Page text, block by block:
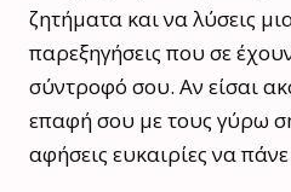
ζητήματα και να λύσεις
παρεξηγήσεις που σε
σύντροφό σου. Αν είσαι
επαφή σου με τους γύρω
αφήσεις ευκαιρίες να